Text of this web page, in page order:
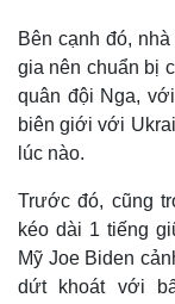
Bên cạnh đó,
gia nên chuẩn bị
quân đội Nga,
biên giới với
lúc nào.
Trước đó, cũng
kéo dài 1 tiếng
Mỹ Joe Biden
dứt khoát với